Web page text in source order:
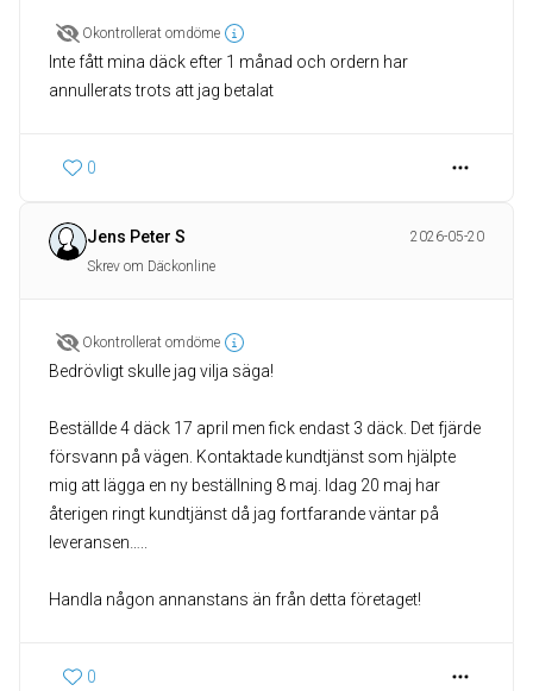
Okontrollerat omdöme
Inte fått mina däck efter 1 månad och ordern har
annullerats trots att jag betalat
0
Jens Peter S
2026-05-20
Skrev om Däckonline
Okontrollerat omdöme
Bedrövligt skulle jag vilja säga!
Beställde 4 däck 17 april men fick endast 3 däck. Det fjärde
försvann på vägen. Kontaktade kundtjänst som hjälpte
mig att lägga en ny beställning 8 maj. Idag 20 maj har
återigen ringt kundtjänst då jag fortfarande väntar på
leveransen…..
Handla någon annanstans än från detta företaget!
0